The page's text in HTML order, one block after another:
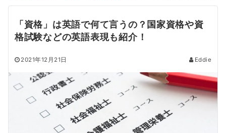
「資格」は英語で何て言うの？国家資格や資
格試験などの英語表現も紹介！
2021年12月21日 Eddie